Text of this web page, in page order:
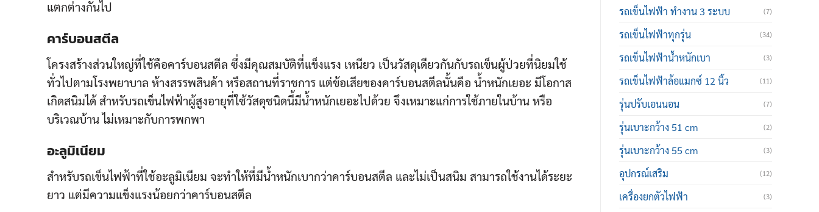
แตกต่างกันไป
คาร์บอนสตีล
โครงสร้างส่วนใหญ่ที่ใช้คือคาร์บอนสตีล ซึ่งมีคุณสมบัติที่แข็งแรง เหนียว เป็นวัสดุเดียวกันกับรถเข็นผู้ป่วยที่นิยมใช้
ทั่วไปตามโรงพยาบาล ห้างสรรพสินค้า หรือสถานที่ราชการ แต่ข้อเสียของคาร์บอนสตีลนั้นคือ น้ำหนักเยอะ มีโอกาส
เกิดสนิมได้ สำหรับรถเข็นไฟฟ้าผู้สูงอายุที่ใช้วัสดุชนิดนี้มีน้ำหนักเยอะไปด้วย จึงเหมาะแก่การใช้ภายในบ้าน หรือ
บริเวณบ้าน ไม่เหมาะกับการพกพา
อะลูมิเนียม
สำหรับรถเข็นไฟฟ้าที่ใช้อะลูมิเนียม จะทำให้ที่มีน้ำหนักเบากว่าคาร์บอนสตีล และไม่เป็นสนิม สามารถใช้งานได้ระยะ
ยาว แต่มีความแข็งแรงน้อยกว่าคาร์บอนสตีล
รถเข็นไฟฟ้า ทำงาน 3 ระบบ (7)
รถเข็นไฟฟ้าทุกรุ่น (34)
รถเข็นไฟฟ้าน้ำหนักเบา (3)
รถเข็นไฟฟ้าล้อแมกซ์ 12 นิ้ว (11)
รุ่นปรับเอนนอน (7)
รุ่นเบาะกว้าง 51 cm (2)
รุ่นเบาะกว้าง 55 cm (3)
อุปกรณ์เสริม (12)
เครื่องยกตัวไฟฟ้า (3)